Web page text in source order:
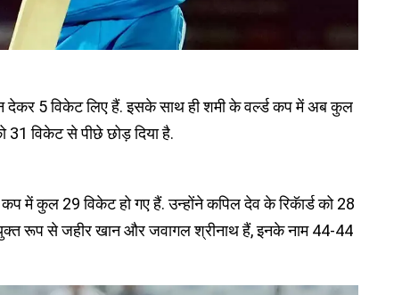
देकर 5 विकेट लिए हैं. इसके साथ ही शमी के वर्ल्‍ड कप में अब कुल
विकेट से पीछे छोड़ दिया है.
में कुल 29 विकेट हो गए हैं. उन्‍होंने कपिल देव के रिकॅार्ड को 28
रूप से जहीर खान और जवागल श्रीनाथ हैं, इनके नाम 44-44